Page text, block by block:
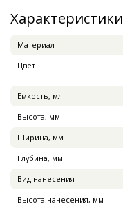
Характеристики
Материал
Цвет
Емкость, мл
Высота, мм
Ширина, мм
Глубина, мм
Вид нанесения
Высота нанесения, мм